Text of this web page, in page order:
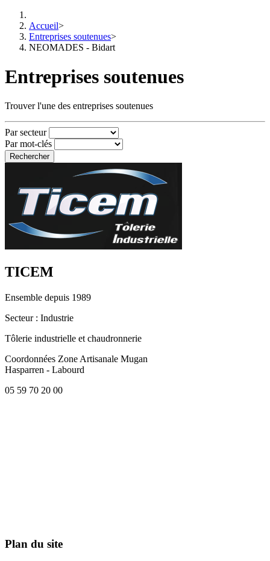
Accueil>
Entreprises soutenues>
NEOMADES - Bidart
Entreprises soutenues
Trouver l'une des entreprises soutenues
Par secteur
Par mot-clés
Rechercher
TICEM
Ensemble depuis 1989
Secteur: Industrie
Tôlerie industrielle et chaudronnerie
Coordonnées Zone Artisanale Mugan
Hasparren - Labourd
05 59 70 20 00
Plan du site